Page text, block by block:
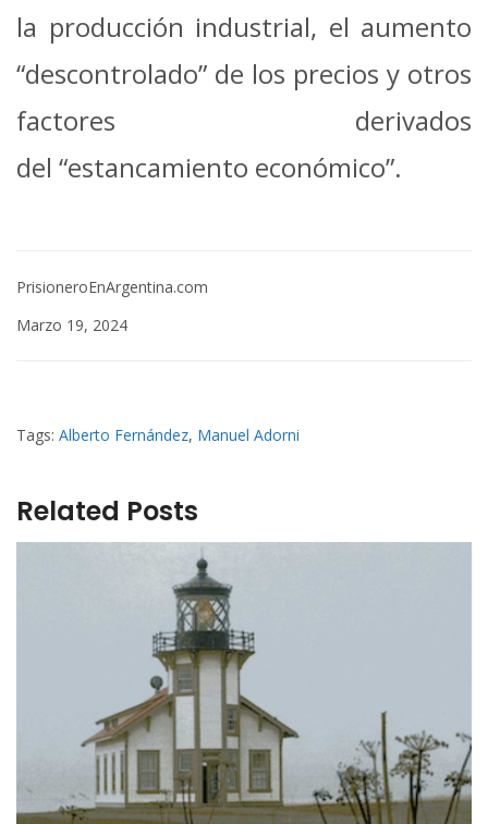
la producción industrial, el aumento
“descontrolado” de los precios y otros
factores derivados
del “estancamiento económico”.
PrisioneroEnArgentina.com
Marzo 19, 2024
Tags: Alberto Fernández, Manuel Adorni
Related Posts